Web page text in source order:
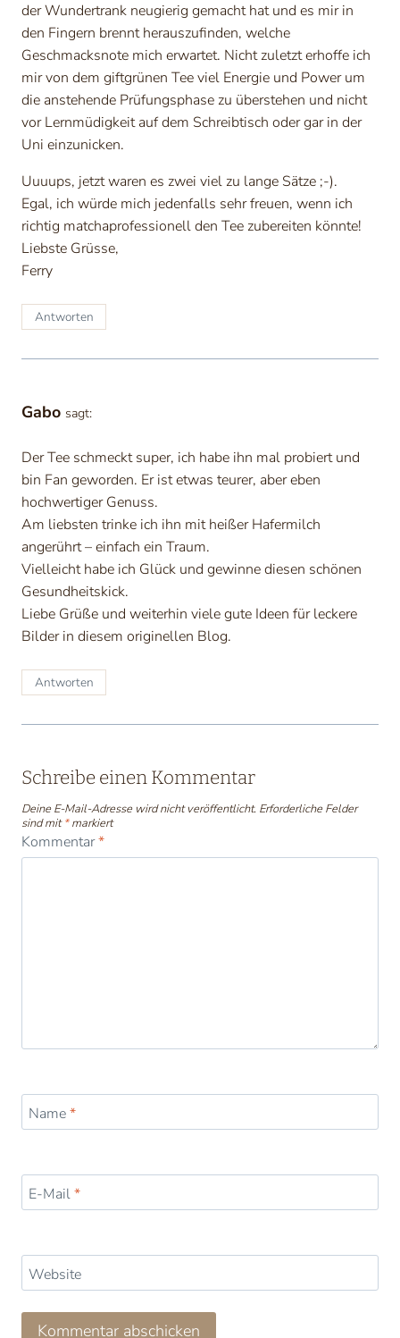
der Wundertrank neugierig gemacht hat und es mir in
den Fingern brennt herauszufinden, welche
Geschmacksnote mich erwartet. Nicht zuletzt erhoffe ich
mir von dem giftgrünen Tee viel Energie und Power um
die anstehende Prüfungsphase zu überstehen und nicht
vor Lernmüdigkeit auf dem Schreibtisch oder gar in der
Uni einzunicken.
Uuuups, jetzt waren es zwei viel zu lange Sätze ;-).
Egal, ich würde mich jedenfalls sehr freuen, wenn ich
richtig matchaprofessionell den Tee zubereiten könnte!
Liebste Grüsse,
Ferry
Antworten
Gabo sagt:
Der Tee schmeckt super, ich habe ihn mal probiert und
bin Fan geworden. Er ist etwas teurer, aber eben
hochwertiger Genuss.
Am liebsten trinke ich ihn mit heißer Hafermilch
angerührt – einfach ein Traum.
Vielleicht habe ich Glück und gewinne diesen schönen
Gesundheitskick.
Liebe Grüße und weiterhin viele gute Ideen für leckere
Bilder in diesem originellen Blog.
Antworten
Schreibe einen Kommentar
Deine E-Mail-Adresse wird nicht veröffentlicht. Erforderliche Felder
sind mit*markiert
Kommentar*
Name*
E-Mail*
Website